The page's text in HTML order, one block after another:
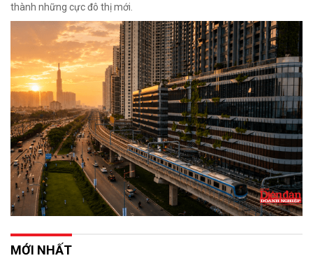
thành những cực đô thị mới.
MỚI NHẤT